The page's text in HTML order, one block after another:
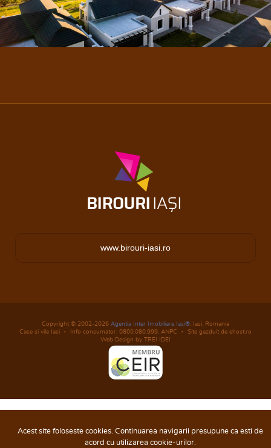
www.birouri-iasi.ro
Copyright © 2002-2026 Agentia Inter Imobiliare Iasi® , Iasi, Romania
Case si vile Iasi
Info consumator: 0800.080.999, ANPC
Site gazduit de ehost.ro
Web Design by TREI IDEI
Acest site foloseste cookies. Continuarea navigarii presupune ca esti de
acord cu utilizarea cookie-urilor.